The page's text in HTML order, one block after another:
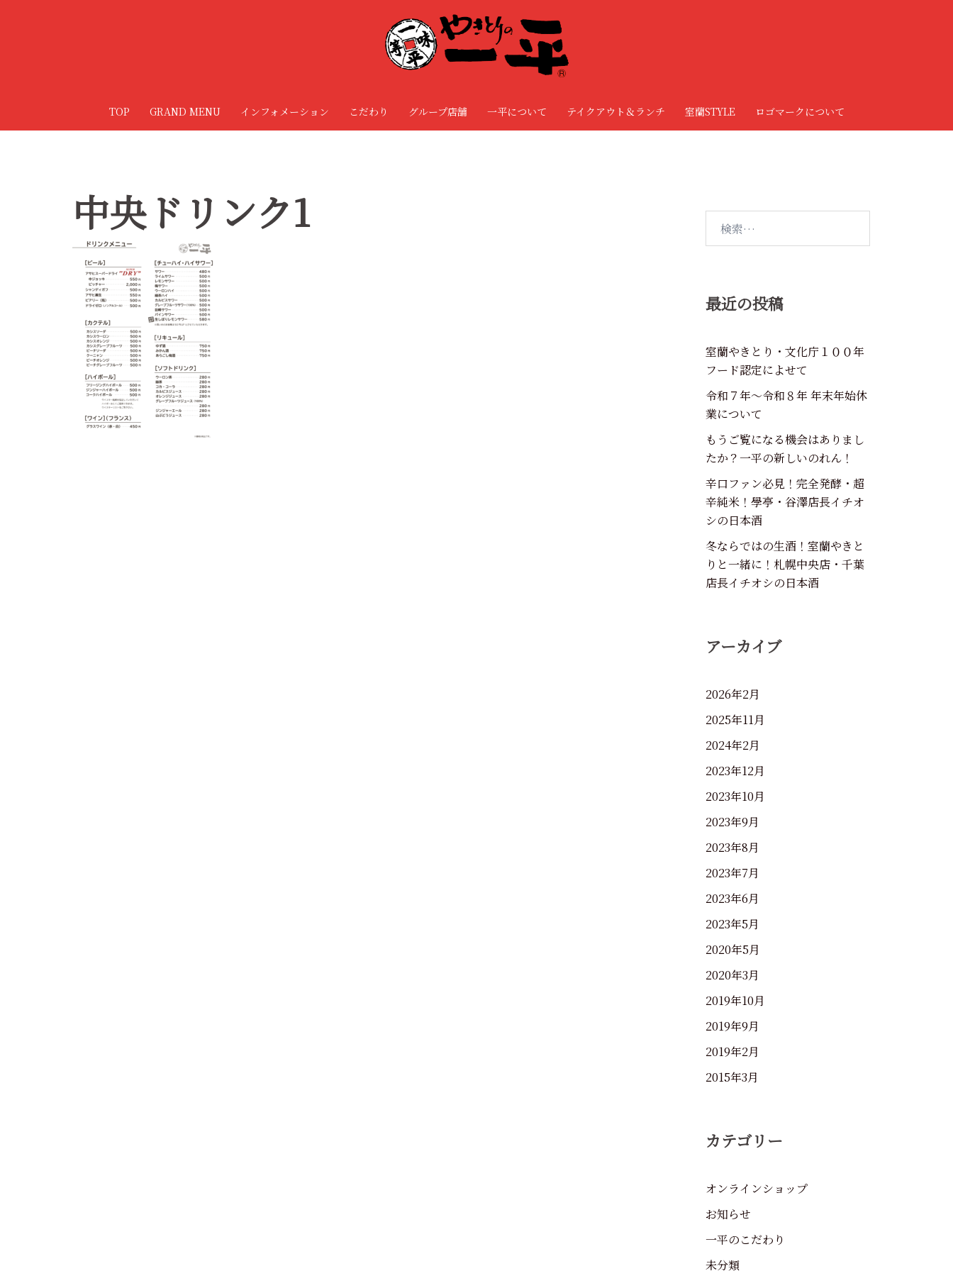
TOP GRAND MENU インフォメーション こだわり グループ店舗 一平について テイクアウト＆ランチ 室蘭STYLE ロゴマークについて
中央ドリンク1
最近の投稿
室蘭やきとり・文化庁１００年
フード認定によせて
令和７年～令和８年 年末年始休
業について
もうご覧になる機会はありまし
たか？一平の新しいのれん！
辛口ファン必見！完全発酵・超
辛純米！學亭・谷澤店長イチオ
シの日本酒
冬ならではの生酒！室蘭やきと
りと一緒に！札幌中央店・千葉
店長イチオシの日本酒
アーカイブ
2026年2月
2025年11月
2024年2月
2023年12月
2023年10月
2023年9月
2023年8月
2023年7月
2023年6月
2023年5月
2020年5月
2020年3月
2019年10月
2019年9月
2019年2月
2015年3月
カテゴリー
オンラインショップ
お知らせ
一平のこだわり
未分類